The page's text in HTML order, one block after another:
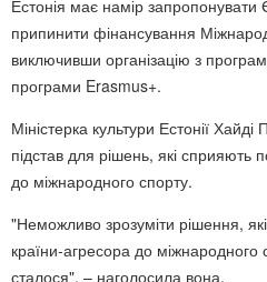
Естонія має намір запропонувати
припинити фінансування
виключивши організацію з
програми Erasmus+.
Міністерка культури Естонії
підстав для рішень, які сприяють
до міжнародного спорту.
"Неможливо зрозуміти рішення,
країни-агресора до міжнародного
сталося", – наголосила вона.